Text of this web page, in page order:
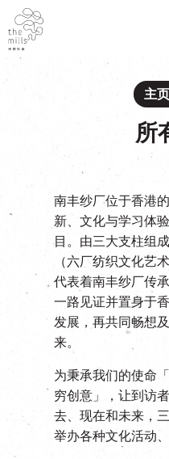
展覽
走进南丰纱厂
活化与保育
走进南丰纱厂
CHAT六厂
南丰作坊
其他體驗
到访我们
开放时间及位置
穿梭巴士服务
停车场
NF TOUCH
繁
主页
所
南丰纱厂位于香港
新、文化与学习体
目。由三大支柱组
（六厂纺织文化艺
代表着南丰纱厂传
一路见证并置身于
发展，再共同畅想
来。
为秉承我们的使命
穷创意」，让到访
去、现在和未来，
举办各种文化活动